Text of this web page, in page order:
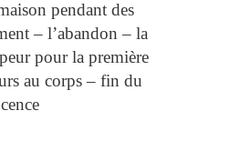
pendant des
– l’abandon – la
pour la première
au corps – fin du